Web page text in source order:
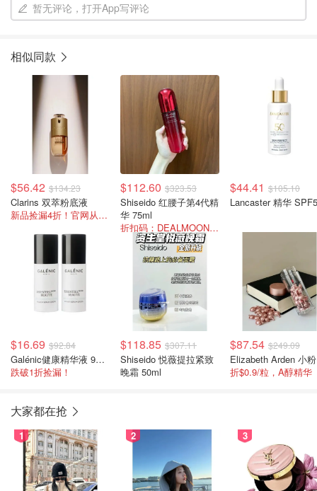
暂无评论，打开App写评论
相似同款
$56.42 $134.23
Clarins 双萃粉底液
新品捡漏4折！官网从未降价过！
$112.60 $323.53
Shiseido 红腰子第4代精
华 75ml
折扣码：DEALMOON-AU5
$44.41 $105.10
Lancaster 精华
$16.69 $92.84
Galénic健康精华液 9ml/2瓶
跌破1折捡漏！
$118.85 $307.11
Shiseido 悦薇提拉紧致
晚霜 50ml
$87.54 $249.09
折$0.9/粒，A醇精华
大家都在抢
1 2 3